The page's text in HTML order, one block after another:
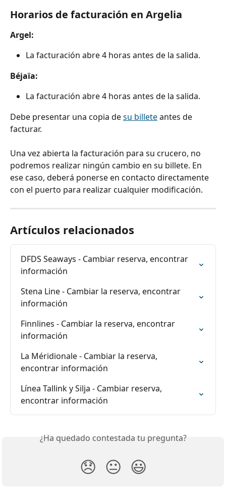
Horarios de facturación en Argelia
Argel:
La facturación abre 4 horas antes de la salida.
Béjaïa:
La facturación abre 4 horas antes de la salida.
Debe presentar una copia de su billete antes de
facturar.
Una vez abierta la facturación para su crucero, no
podremos realizar ningún cambio en su billete. En
ese caso, deberá ponerse en contacto directamente
con el puerto para realizar cualquier modificación.
Artículos relacionados
DFDS Seaways - Cambiar reserva, encontrar
información
Stena Line - Cambiar la reserva, encontrar
información
Finnlines - Cambiar la reserva, encontrar
información
La Méridionale - Cambiar la reserva,
encontrar información
Línea Tallink y Silja - Cambiar reserva,
encontrar información
¿Ha quedado contestada tu pregunta?
😞 😐 😃